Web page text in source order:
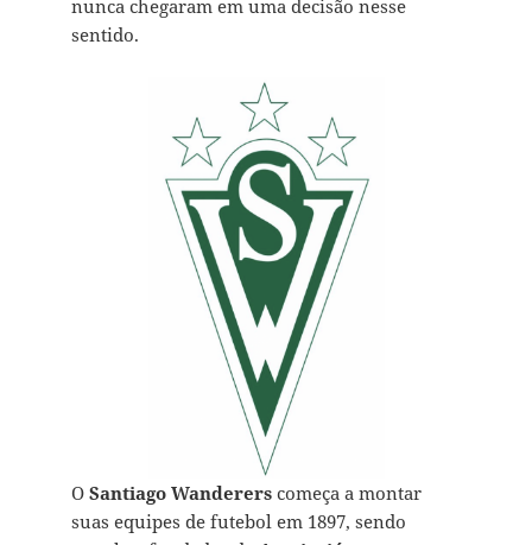
nunca chegaram em uma decisão nesse
sentido.
O Santiago Wandererscomeça a montar
suas equipes de futebol em 1897, sendo